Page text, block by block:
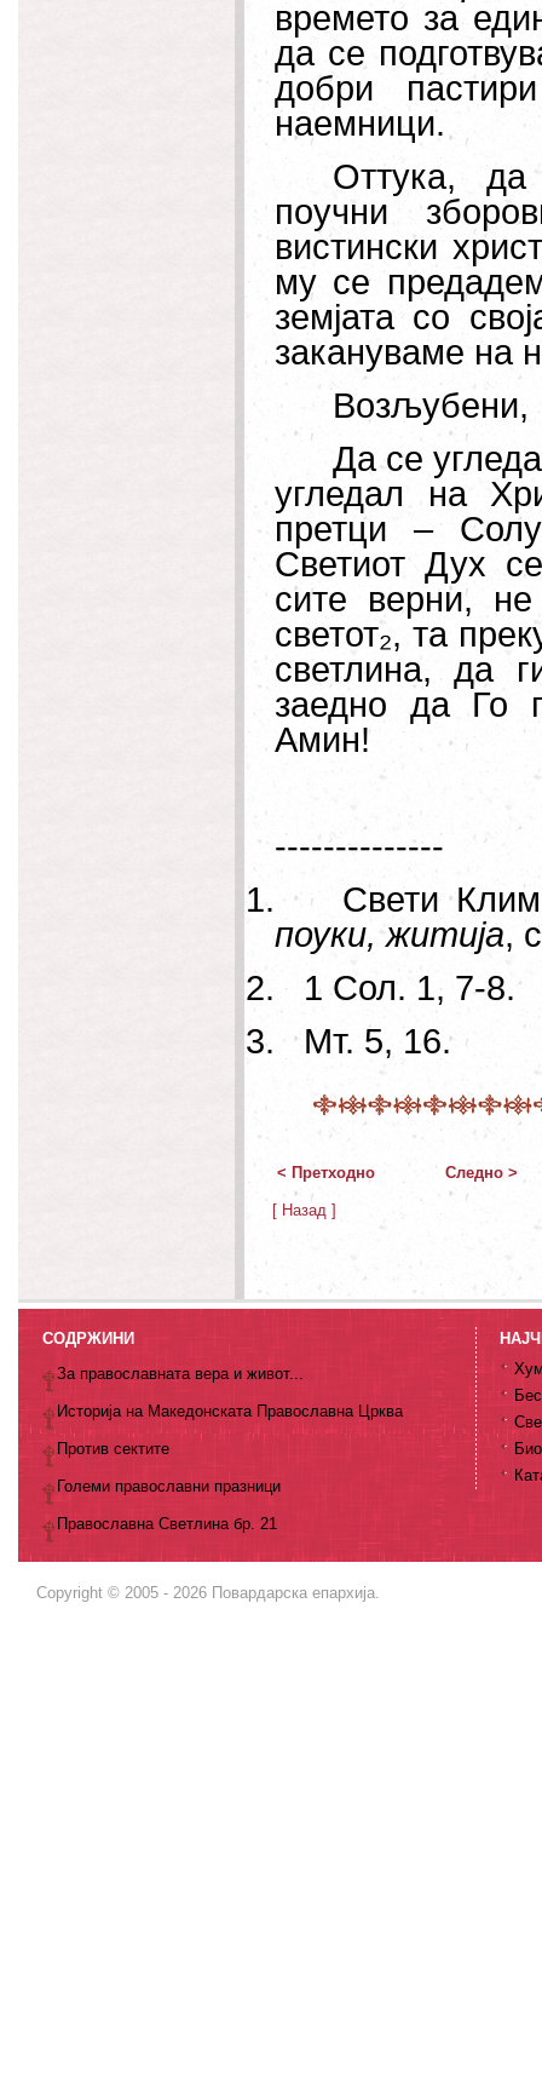
времето за
да се
добри
наемници.
Оттука,
поучни
вистински
му се
земјата со
закануваме на
Возљубени,
Да се
угледал на
претци –
Светиот Дух
сите верни,
светот₂, та
светлина, да
заедно да Го
Амин!
--------------
1.
Свети
поуки, житија,
2.
1 Сол. 1, 7-8.
3.
Мт. 5, 16.
< Претходно Следно >
[ Назад ]
СОДРЖИНИ
За православната вера и живот...
Историја на Македонската Православна Црква
Против сектите
Големи православни празници
Православна Светлина бр. 21
Copyright © 2005 - 2026 Повардарска епархија.